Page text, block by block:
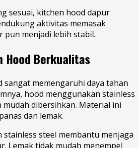
sesuai, kitchen hood dapur
aktivitas memasak
pun menjadi lebih stabil.
Berkualitas
sangat memengaruhi daya tahan
hood menggunakan stainless
dibersihkan. Material ini
dan lemak.
stainless steel membantu menjaga
Lemak tidak mudah menempel